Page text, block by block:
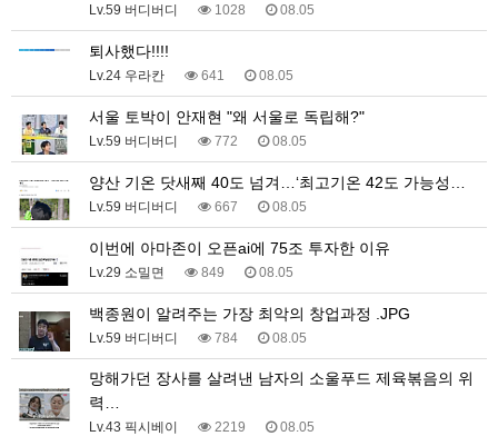
Lv.59 버디버디 1028 08.05
퇴사했다!!!!
Lv.24 우라칸 641 08.05
서울 토박이 안재현 "왜 서울로 독립해?"
Lv.59 버디버디 772 08.05
양산 기온 닷새째 40도 넘겨…‘최고기온 42도 가능성…
Lv.59 버디버디 667 08.05
이번에 아마존이 오픈ai에 75조 투자한 이유
Lv.29 소밀면 849 08.05
백종원이 알려주는 가장 최악의 창업과정 .JPG
Lv.59 버디버디 784 08.05
망해가던 장사를 살려낸 남자의 소울푸드 제육볶음의 위
력…
Lv.43 픽시베이 2219 08.05